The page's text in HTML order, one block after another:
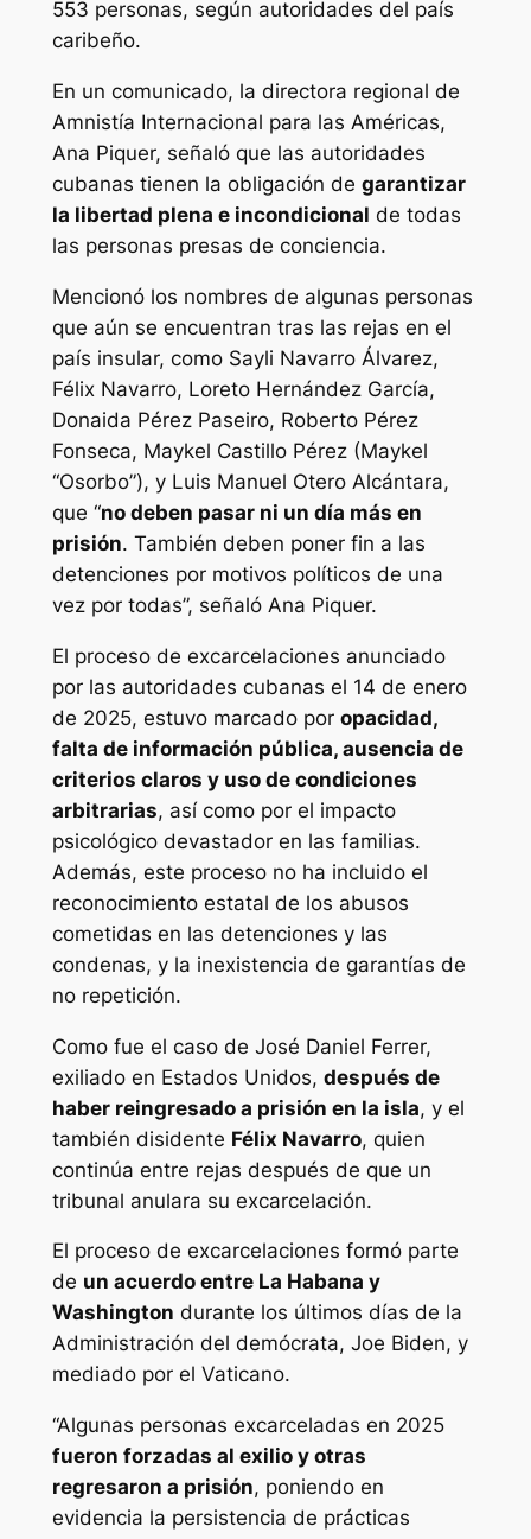
553 personas, según autoridades del país
caribeño.
En un comunicado, la directora regional de
Amnistía Internacional para las Américas,
Ana Piquer, señaló que las autoridades
cubanas tienen la obligación de garantizar
la libertad plena e incondicional de todas
las personas presas de conciencia.
Mencionó los nombres de algunas personas
que aún se encuentran tras las rejas en el
país insular, como Sayli Navarro Álvarez,
Félix Navarro, Loreto Hernández García,
Donaida Pérez Paseiro, Roberto Pérez
Fonseca, Maykel Castillo Pérez (Maykel
“Osorbo”), y Luis Manuel Otero Alcántara,
que “no deben pasar ni un día más en
prisión. También deben poner fin a las
detenciones por motivos políticos de una
vez por todas”, señaló Ana Piquer.
El proceso de excarcelaciones anunciado
por las autoridades cubanas el 14 de enero
de 2025, estuvo marcado por opacidad,
falta de información pública, ausencia de
criterios claros y uso de condiciones
arbitrarias, así como por el impacto
psicológico devastador en las familias.
Además, este proceso no ha incluido el
reconocimiento estatal de los abusos
cometidas en las detenciones y las
condenas, y la inexistencia de garantías de
no repetición.
Como fue el caso de José Daniel Ferrer,
exiliado en Estados Unidos, después de
haber reingresado a prisión en la isla, y el
también disidente Félix Navarro, quien
continúa entre rejas después de que un
tribunal anulara su excarcelación.
El proceso de excarcelaciones formó parte
de un acuerdo entre La Habana y
Washington durante los últimos días de la
Administración del demócrata, Joe Biden, y
mediado por el Vaticano.
“Algunas personas excarceladas en 2025
fueron forzadas al exilio y otras
regresaron a prisión, poniendo en
evidencia la persistencia de prácticas